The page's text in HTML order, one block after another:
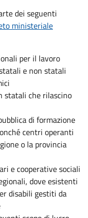
dei seguenti
ministeriale
per il lavoro
e non statali
statali che rilascino
di formazione
centri operanti
o la provincia
e cooperative sociali
dove esistenti
disabili gestiti da